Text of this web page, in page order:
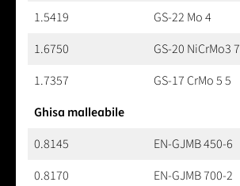
1.5419
GS-22 Mo 4
1.6750
GS-20 NiCrMo3 7
1.7357
GS-17 CrMo 5 5
Ghisa malleabile
0.8145
EN-GJMB 450-6
0.8170
EN-GJMB 700-2